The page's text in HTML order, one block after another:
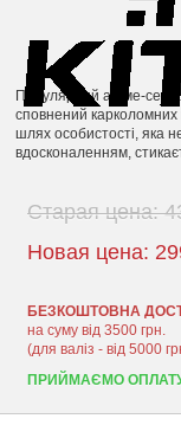
Популярний аніме-
сповнений карколомних
шлях особистості, яка
вдосконаленням,
Старая цена:
Новая цена:
БЕЗКОШТОВНА
на суму від 3500 грн.
(для валіз - від 5000
ПРИЙМАЄМО